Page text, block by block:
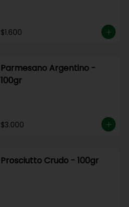
$1.600
Parmesano Argentino -
100gr
$3.000
Prosciutto Crudo - 100gr